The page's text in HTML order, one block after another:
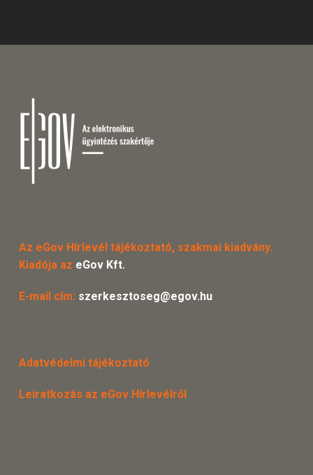
Az eGov Hírlevél tájékoztató, szakmai kiadvány.
Kiadója az eGov Kft.
E-mail cím: szerkesztoseg@egov.hu
Adatvédelmi tájékoztató
Leiratkozás az eGov Hírlevélről